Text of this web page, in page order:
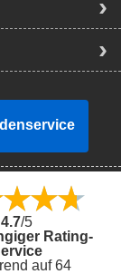
4.7/5
Rating-
auf 64